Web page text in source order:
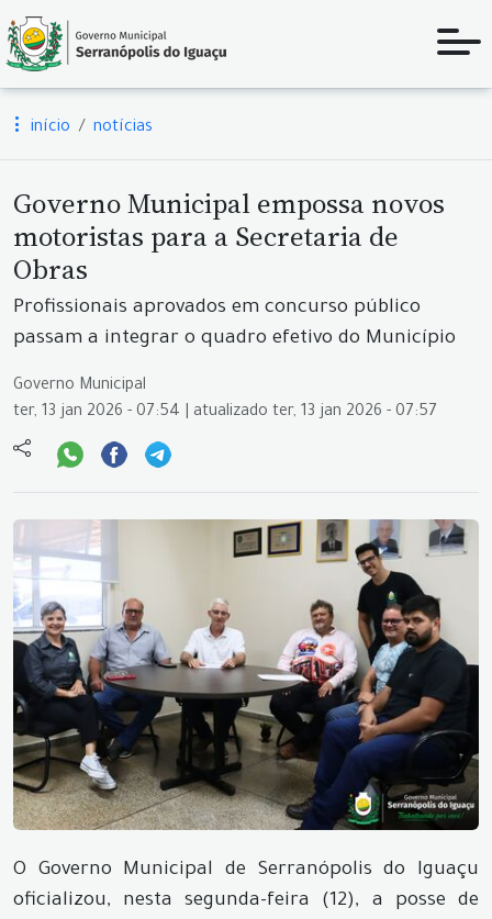
início notícias
Governo Municipal empossa novos
motoristas para a Secretaria de
Obras
Profissionais aprovados em concurso público
passam a integrar o quadro efetivo do Município
Governo Municipal
ter, 13 jan 2026 - 07:54 | atualizado ter, 13 jan 2026 - 07:57
O Governo Municipal de Serranópolis do Iguaçu
oficializou, nesta segunda-feira (12), a posse de